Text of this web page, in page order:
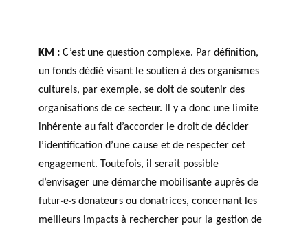
KM : C’est une question complexe. Par définition,
un fonds dédié visant le soutien à des organismes
culturels, par exemple, se doit de soutenir des
organisations de ce secteur. Il y a donc une limite
inhérente au fait d’accorder le droit de décider
l’identification d’une cause et de respecter cet
engagement. Toutefois, il serait possible
d’envisager une démarche mobilisante auprès de
futur·e·s donateurs ou donatrices, concernant les
meilleurs impacts à rechercher pour la gestion de